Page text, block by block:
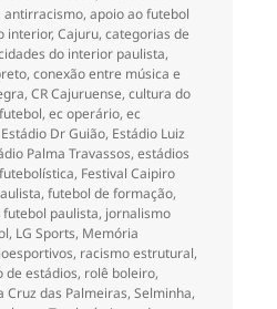
Tags
antirracismo, apoio ao futebol
interior, Cajuru, categorias de
do interior paulista,
, conexão entre música e
, CR Cajuruense, cultura do
, ec operário, ec
Estádio Dr Guião, Estádio Luiz
Palma Travassos, estádios
, Festival Caipiro
, futebol de formação,
paulista, jornalismo
, LG Sports, Memória
, racismo estrutural,
de estádios, rolê boleiro,
Cruz das Palmeiras, Selminha,